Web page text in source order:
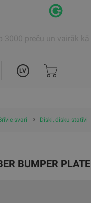
LV
svari Diski, disku statīvi
BUMPER PLATE